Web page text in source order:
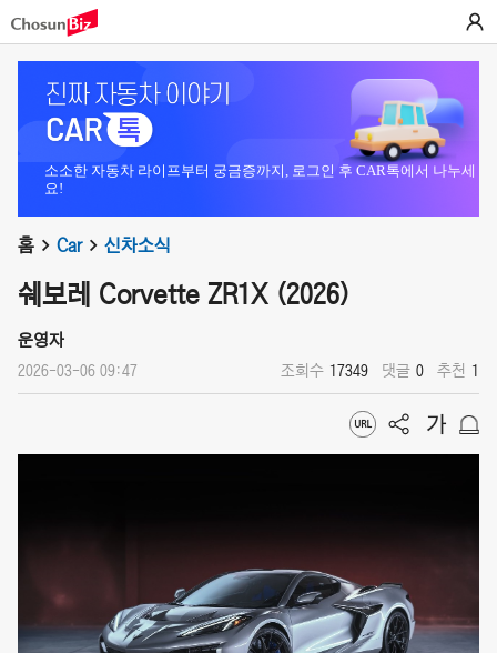
소소한 자동차 라이프부터 궁금증까지, 로그인 후 CAR톡에서 나누세
요!
홈 Car 신차소식
쉐보레 Corvette ZR1X (2026)
운영자
2026-03-06 09:47 조회수 17349 댓글 0 추천 1